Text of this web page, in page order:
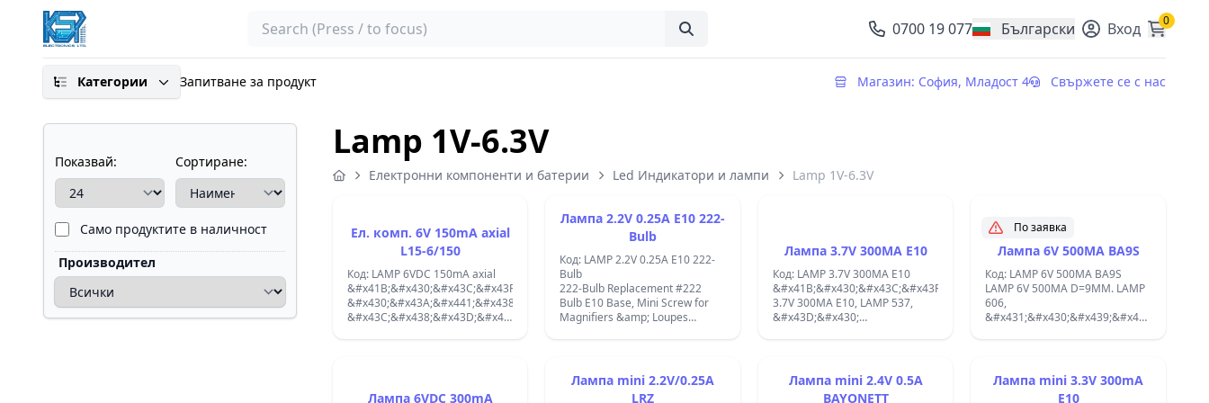
Search 0700 19 077 Български
, change currency Вход 0
Категории Запитване за продукт Магазин: София, Младост 4 Свържете се с нас
Показвай: Сортиране:
Само продуктите в наличност
Производител
Lamp 1V-6.3V
Електронни компоненти и батерии Led Индикатори и лампи Lamp 1V-6.3V
Ел. комп. 6V 150mA axial
L15-6/150
Код: LAMP 6VDC 150mA axial
&#x41B;&#x430;&#x43C;&#x43F;&#x430;:
&#x430;&#x43A;&#x441;&#x438;&#x430;&#x43B;&#x43D;&#x430;,
&#x43C;&#x438;&#x43D;&#x438;&#x430;&#x442;&#x44E;&#x440;&#x43D;&#x430;;
Лампа 2.2V 0.25A E10 222-
Bulb
Код: LAMP 2.2V 0.25A E10 222-
Bulb
222-Bulb Replacement #222
Bulb E10 Base, Mini Screw for
Magnifiers &amp; Loupes
Лампа 3.7V 300MA E10
Код: LAMP 3.7V 300MA E10
&#x41B;&#x430;&#x43C;&#x43F;&#x430;
3.7V 300MA E10, LAMP 537,
&#x43D;&#x430;
LAMP 134.40093 ;
По заявка
Лампа 6V 500MA BA9S
Код: LAMP 6V 500MA BA9S
LAMP 6V 500MA D=9MM. LAMP
606,
Лампа 6VDC 300mA
Лампа mini 2.2V/0.25A
LRZ
Лампа mini 2.4V 0.5A
BAYONETT
Лампа mini 3.3V 300mA
E10